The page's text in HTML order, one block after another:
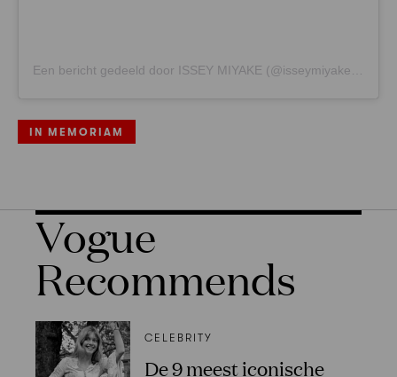
Een bericht gedeeld door ISSEY MIYAKE (@isseymiyakeofficial)
IN MEMORIAM
Vogue
Recommends
CELEBRITY
De 9 meest iconische